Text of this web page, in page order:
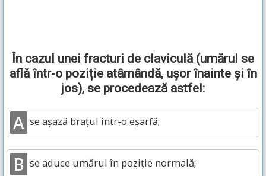
În cazul unei fracturi de claviculă (umărul se
află într-o poziție atârnândă, ușor înainte și în
jos), se procedează astfel:
A se așază brațul într-o eșarfă;
B se aduce umărul în poziție normală;